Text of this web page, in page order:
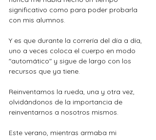
significativo como para poder probarla
con mis alumnos.
Y es que durante la correría del día a día,
uno a veces coloca el cuerpo en modo
"automático" y sigue de largo con los
recursos que ya tiene.
Reinventamos la rueda, una y otra vez,
olvidándonos de la importancia de
reinventarnos a nosotros mismos.
Este verano, mientras armaba mi